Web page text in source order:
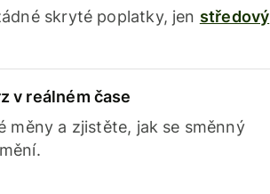
skryté poplatky, jen středový
v reálném čase
měny a zjistěte, jak se směnný